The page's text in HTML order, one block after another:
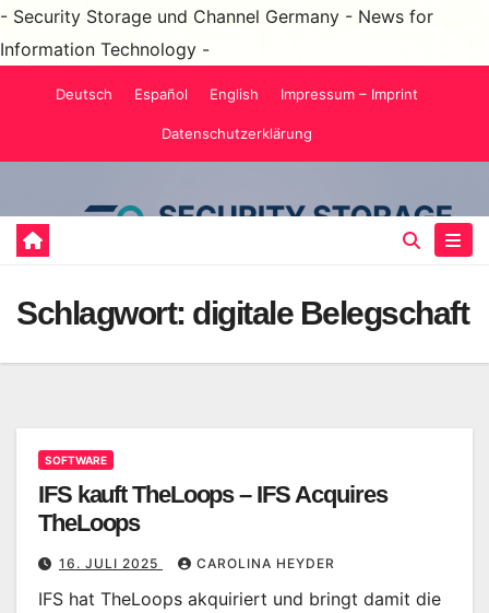
- Security Storage und Channel Germany - News for
Information Technology -
Deutsch Español English Impressum – Imprint
Datenschutzerklärung
Schlagwort: digitale Belegschaft
SOFTWARE
IFS kauft TheLoops – IFS Acquires
TheLoops
16. JULI 2025 CAROLINA HEYDER
IFS hat TheLoops akquiriert und bringt damit die